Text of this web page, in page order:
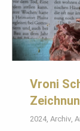
Vroni
2024, Archiv